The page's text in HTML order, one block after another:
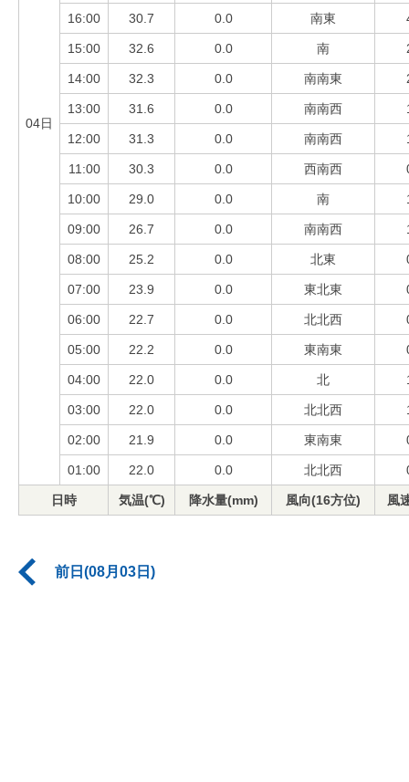
04日
16:00 30.7 0.0 南東
15:00 32.6 0.0 南
14:00 32.3 0.0 南南東
13:00 31.6 0.0 南南西
12:00 31.3 0.0 南南西
11:00 30.3 0.0 西南西
10:00 29.0 0.0 南
09:00 26.7 0.0 南南西
08:00 25.2 0.0 北東
07:00 23.9 0.0 東北東
06:00 22.7 0.0 北北西
05:00 22.2 0.0 東南東
04:00 22.0 0.0 北
03:00 22.0 0.0 北北西
02:00 21.9 0.0 東南東
01:00 22.0 0.0 北北西
日時 気温(℃) 降水量(mm) 風向(16方位) 風
前日(08月03日)